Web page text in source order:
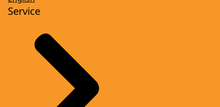
Service